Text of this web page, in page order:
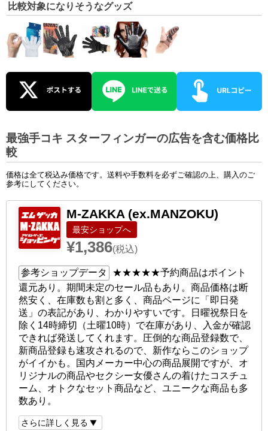
比較対象になりそうなグッズ
最強手コキ スターフィンガーの広告を含む価格比
較
価格は全て税込み価格です。送料や手数料を必ずご確認の上、購入のご
参考にしてください。
M-ZAKKA (ex.MANZOKU)
ショップへ
¥1,386(税込)
参考ショップデータ ★★★★★予約商品はポイント
還元あり。期間未定のセール品もあり。商品価格は断
然安く、在庫数も割と多く、商品ページに「即日発
送」の表記があり、わかりやすいです。日曜祝祭日を
除く14時締切（土曜10時）で在庫があり、入金が確認
できれば発送してくれます。圧倒的な商品登録数で、
新商品登録も速攻されるので、新作ならこのショップ
がイイかも。国内メーカー中心の商品展開ですが、オ
リジナルの商品やセクシー女優さんの着けたコスチュ
ーム、オトクなセット商品など、ユニークな商品も多
数あり。
さらに詳しく見る